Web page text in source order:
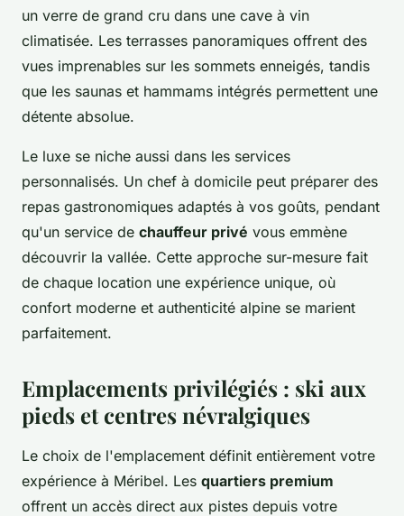
un verre de grand cru dans une cave à vin
climatisée. Les terrasses panoramiques offrent des
vues imprenables sur les sommets enneigés, tandis
que les saunas et hammams intégrés permettent une
détente absolue.
Le luxe se niche aussi dans les services
personnalisés. Un chef à domicile peut préparer des
repas gastronomiques adaptés à vos goûts, pendant
qu'un service de chauffeur privé vous emmène
découvrir la vallée. Cette approche sur-mesure fait
de chaque location une expérience unique, où
confort moderne et authenticité alpine se marient
parfaitement.
Emplacements privilégiés : ski aux
pieds et centres névralgiques
Le choix de l'emplacement définit entièrement votre
expérience à Méribel. Les quartiers premium
offrent un accès direct aux pistes depuis votre